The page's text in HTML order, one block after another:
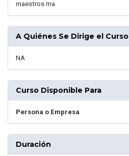
maestros ma
A Quiénes Se Dirige el Curso
NA
Curso Disponible Para
Persona o Empresa
Duración